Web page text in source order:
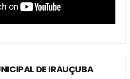
DE IRAUÇUBA